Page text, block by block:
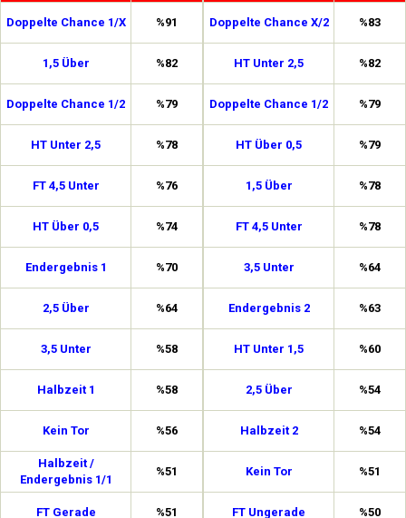
Doppelte Chance 1/X %91
1,5 Über %82
Doppelte Chance 1/2 %79
HT Unter 2,5 %78
FT 4,5 Unter %76
HT Über 0,5 %74
Endergebnis 1 %70
2,5 Über %64
3,5 Unter %58
Halbzeit 1 %58
Kein Tor %56
Halbzeit /
Endergebnis 1/1
%51
FT Gerade %51
Doppelte Chance X/2 %83
HT Unter 2,5 %82
Doppelte Chance 1/2 %79
HT Über 0,5 %79
1,5 Über %78
FT 4,5 Unter %78
3,5 Unter %64
Endergebnis 2 %63
HT Unter 1,5 %60
2,5 Über %54
Halbzeit 2 %54
Kein Tor %51
FT Ungerade %50